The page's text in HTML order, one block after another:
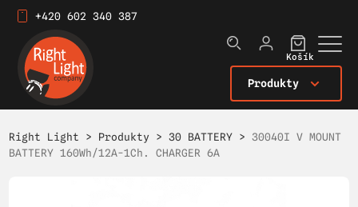
+420 602 340 387
Produkty
Košík
Right Light > Produkty >30 BATTERY >30040I V MOUNT
BATTERY 160Wh/12A-1Ch. CHARGER 6A